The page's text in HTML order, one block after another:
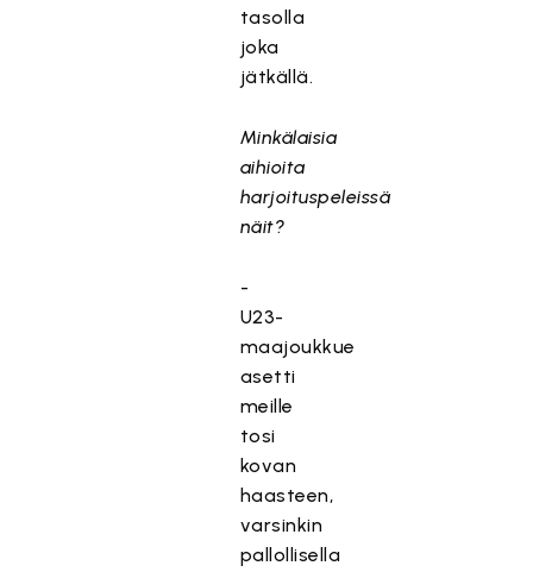
tasolla
joka
jätkällä.
Minkälaisia
aihioita
harjoituspeleissä
näit?
-
U23-
maajoukkue
asetti
meille
tosi
kovan
haasteen,
varsinkin
pallollisella